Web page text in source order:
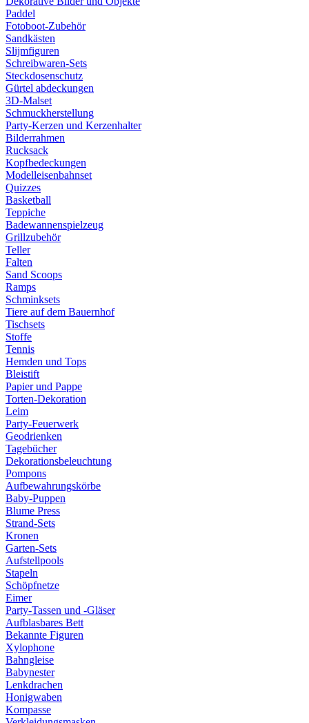
Paddel
Fotoboot-Zubehör
Sandkästen
Slijmfiguren
Schreibwaren-Sets
Steckdosenschutz
Gürtel abdeckungen
3D-Malset
Schmuckherstellung
Party-Kerzen und Kerzenhalter
Bilderrahmen
Rucksack
Kopfbedeckungen
Modelleisenbahnset
Quizzes
Basketball
Teppiche
Badewannenspielzeug
Grillzubehör
Teller
Falten
Sand Scoops
Ramps
Schminksets
Tiere auf dem Bauernhof
Tischsets
Stoffe
Tennis
Hemden und Tops
Bleistift
Papier und Pappe
Torten-Dekoration
Leim
Party-Feuerwerk
Geodrienken
Tagebücher
Dekorationsbeleuchtung
Pompons
Aufbewahrungskörbe
Baby-Puppen
Blume Press
Strand-Sets
Kronen
Garten-Sets
Aufstellpools
Stapeln
Schöpfnetze
Eimer
Party-Tassen und -Gläser
Aufblasbares Bett
Bekannte Figuren
Xylophone
Bahngleise
Babynester
Lenkdrachen
Honigwaben
Kompasse